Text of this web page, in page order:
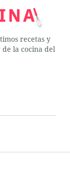
recetas y
la cocina del